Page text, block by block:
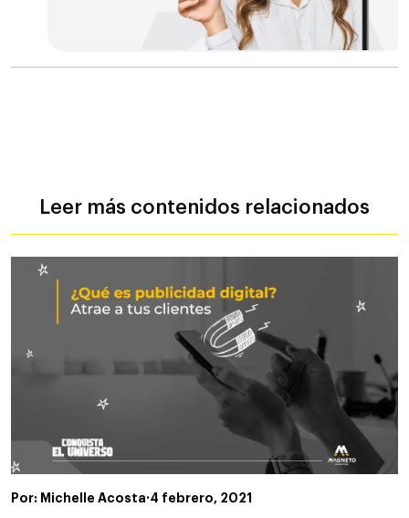
Leer más contenidos relacionados
Por: Michelle Acosta·4 febrero, 2021